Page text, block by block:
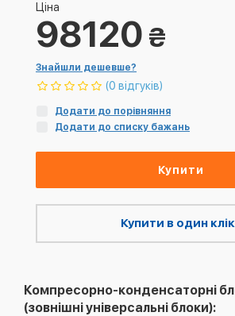
Ціна
98120 ₴
Знайшли дешевше?
(0 відгуків)
Додати до порівняння
Додати до списку бажань
Купити
Купити в один клік
Компресорно-конденсаторні
(зовнішні універсальні блоки):